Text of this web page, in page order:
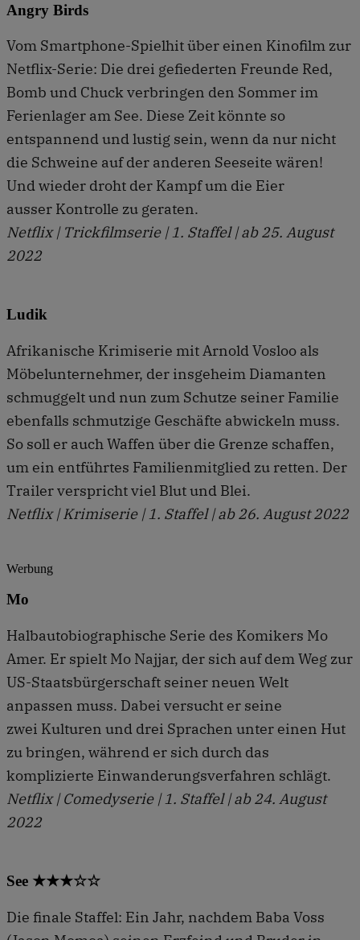
Angry Birds
Vom Smartphone-Spielhit über einen Kinofilm zur
Netflix-Serie: Die drei gefiederten Freunde Red,
Bomb und Chuck verbringen den Sommer im
Ferienlager am See. Diese Zeit könnte so
entspannend und lustig sein, wenn da nur nicht
die Schweine auf der anderen Seeseite wären!
Und wieder droht der Kampf um die Eier
ausser Kontrolle zu geraten.
Netflix | Trickfilmserie | 1. Staffel | ab 25. August
2022
Ludik
Afrikanische Krimiserie mit Arnold Vosloo als
Möbelunternehmer, der insgeheim Diamanten
schmuggelt und nun zum Schutze seiner Familie
ebenfalls schmutzige Geschäfte abwickeln muss.
So soll er auch Waffen über die Grenze schaffen,
um ein entführtes Familienmitglied zu retten. Der
Trailer verspricht viel Blut und Blei.
Netflix | Krimiserie | 1. Staffel | ab 26. August 2022
Werbung
Mo
Halbautobiographische Serie des Komikers Mo
Amer. Er spielt Mo Najjar, der sich auf dem Weg zur
US-Staatsbürgerschaft seiner neuen Welt
anpassen muss. Dabei versucht er seine
zwei Kulturen und drei Sprachen unter einen Hut
zu bringen, während er sich durch das
komplizierte Einwanderungsverfahren schlägt.
Netflix | Comedyserie | 1. Staffel | ab 24. August
2022
See ★★★☆☆
Die finale Staffel: Ein Jahr, nachdem Baba Voss